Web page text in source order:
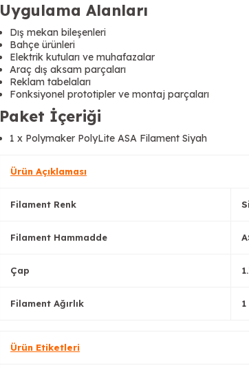
Uygulama Alanları
Dış mekan bileşenleri
Bahçe ürünleri
Elektrik kutuları ve muhafazalar
Araç dış aksam parçaları
Reklam tabelaları
Fonksiyonel prototipler ve montaj parçaları
Paket İçeriği
1 x Polymaker PolyLite ASA Filament Siyah
Ürün Açıklaması
Filament Renk
Filament Hammadde
Çap
Filament Ağırlık 1
Ürün Etiketleri